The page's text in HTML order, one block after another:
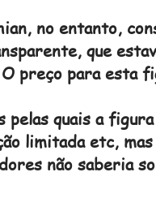
no entanto,
que
preço para esta
pelas quais a
limitada etc, mas
não saberia